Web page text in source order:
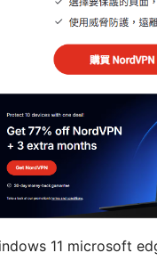
11 microsoft